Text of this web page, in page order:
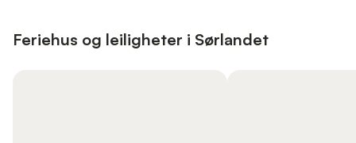
Feriehus og leiligheter i Sørlandet